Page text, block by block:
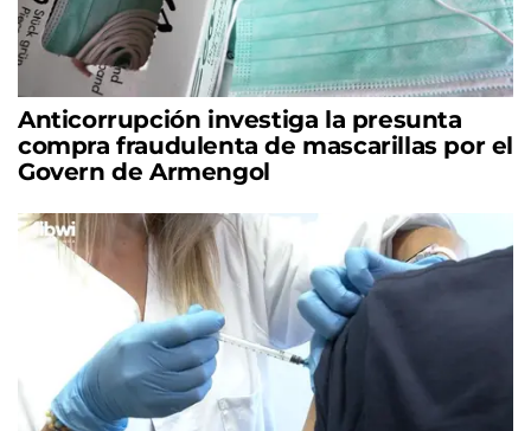
Anticorrupción investiga la presunta
compra fraudulenta de mascarillas por el
Govern de Armengol